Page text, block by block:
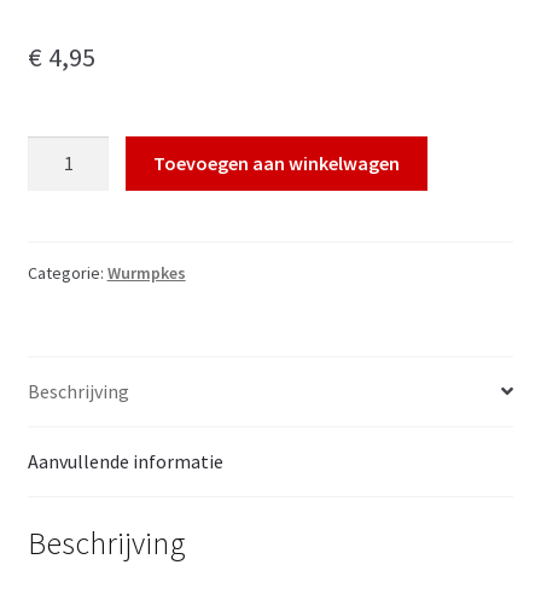
€ 4,95
Toevoegen aan winkelwagen
Categorie: Wurmpkes
Beschrijving
Aanvullende informatie
Beschrijving